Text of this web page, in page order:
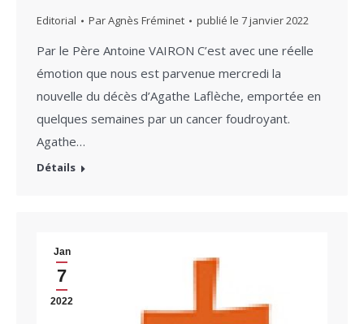
Editorial ParAgnès Fréminet publié le 7 janvier 2022
Par le Père Antoine VAIRON C’est avec une réelle
émotion que nous est parvenue mercredi la
nouvelle du décès d’Agathe Laflèche, emportée en
quelques semaines par un cancer foudroyant.
Agathe…
Détails
Jan
7
2022